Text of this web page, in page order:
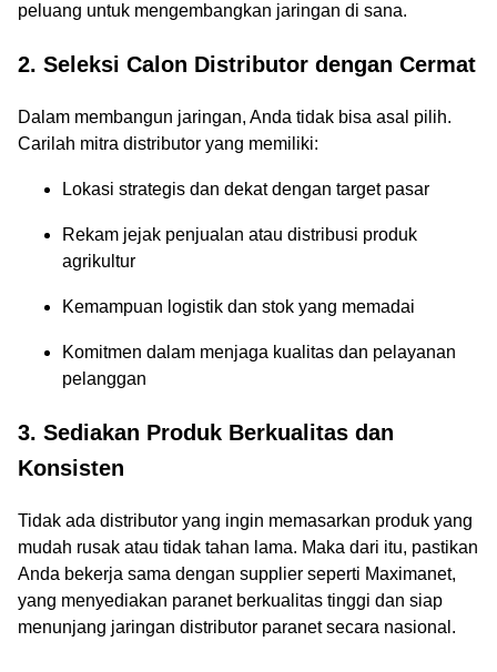
peluang untuk mengembangkan jaringan di sana.
2. Seleksi Calon Distributor dengan Cermat
Dalam membangun jaringan, Anda tidak bisa asal pilih.
Carilah mitra distributor yang memiliki:
Lokasi strategis dan dekat dengan target pasar
Rekam jejak penjualan atau distribusi produk
agrikultur
Kemampuan logistik dan stok yang memadai
Komitmen dalam menjaga kualitas dan pelayanan
pelanggan
3. Sediakan Produk Berkualitas dan
Konsisten
Tidak ada distributor yang ingin memasarkan produk yang
mudah rusak atau tidak tahan lama. Maka dari itu, pastikan
Anda bekerja sama dengan supplier seperti Maximanet,
yang menyediakan paranet berkualitas tinggi dan siap
menunjang jaringan distributor paranet secara nasional.